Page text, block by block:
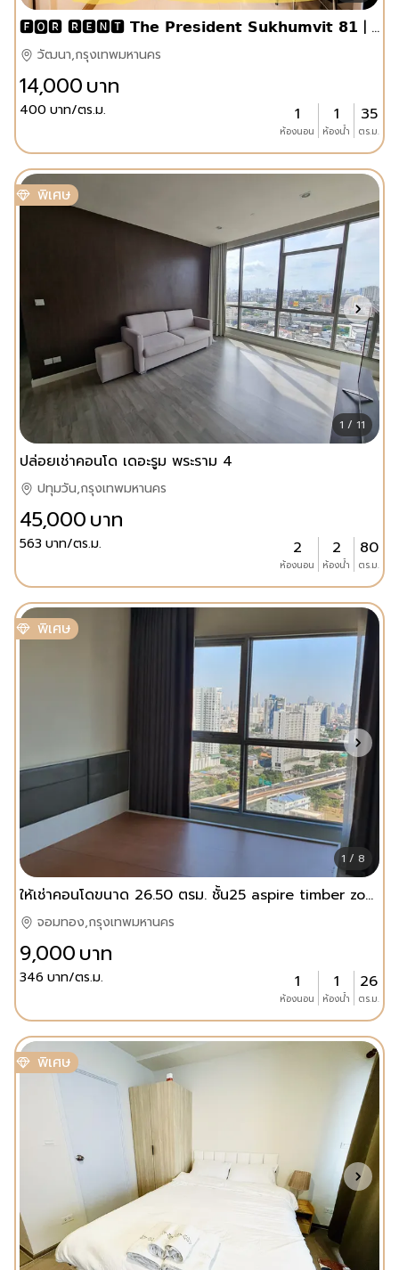
🅵🅾️🆁 🆁🅴🅽🆃 𝗧𝗵𝗲 𝗣𝗿𝗲𝘀𝗶𝗱𝗲𝗻𝘁 𝗦𝘂𝗸𝗵𝘂𝗺𝘃𝗶𝘁 𝟴𝟭 | 1 ห้องนอน 1 ห้องน้ำ | ขนาด 35 ตร.ม.
วัฒนา,กรุงเทพมหานคร
14,000บาท
400 บาท/ตร.ม. 1
ห้องนอน
1
ห้องน้ำ
35
ตร.ม.
พิเศษ
1 / 11
ปล่อยเช่าคอนโด เดอะรูม พระราม 4
ปทุมวัน,กรุงเทพมหานคร
45,000บาท
563 บาท/ตร.ม. 2
ห้องนอน
2
ห้องน้ำ
80
ตร.ม.
พิเศษ
1 / 8
ให้เช่าคอนโดขนาด 26.50 ตรม. ชั้น25 aspire timber zone สาทร-ตากสิน
จอมทอง,กรุงเทพมหานคร
9,000บาท
346บาท/ตร.ม. 1
ห้องนอน
1
ห้องน้ำ
26
ตร.ม.
พิเศษ